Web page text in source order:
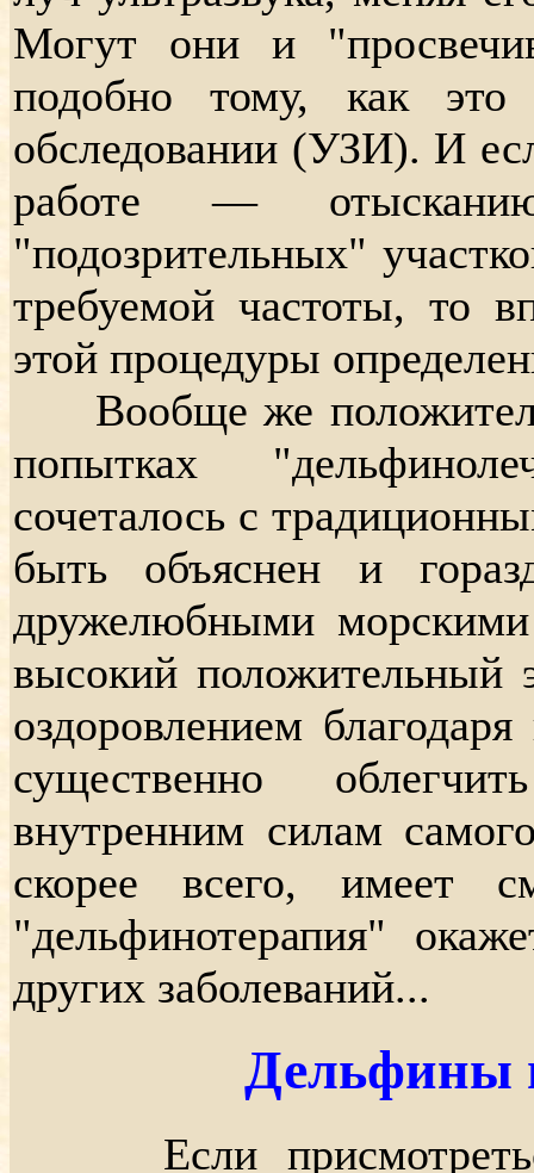
Могут они и
подобно тому, как это
обследовании (УЗИ). И
работе —
"подозрительных"
требуемой частоты, то
этой процедуры
Вообще же
попытках
сочеталось с
быть объяснен и
дружелюбными
высокий положительный
оздоровлением
существенно
внутренним силам
скорее всего, имеет
"дельфинотерапия"
других заболеваний...
Дельфины
Если